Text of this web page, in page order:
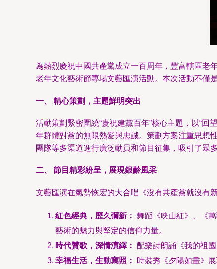
為熱烈慶祝中國共產黨成立一百周年，豐富轄區老
老年文化藝術節專場文藝匯演活動。本次活動不僅
一、 精心策劃，主題鮮明突出
活動策劃緊密圍繞“慶祝建黨百年”核心主題，以“
年群體對黨的無限熱愛與忠誠。策劃方案注重思想
團隊等多渠道進行廣泛動員和節目征集，吸引了眾
二、 節目精彩紛呈，展現銀齡風采
文藝匯演在氣勢恢宏的大合唱《沒有共產黨就沒有
紅色經典，歷久彌新： 舞蹈《映山紅》、《
藝術的魅力與堅定的信仰力量。
時代贊歌，深情演繹： 配樂詩朗誦《我的祖
幸福生活，生動寫照：
時裝秀《夕陽如畫》